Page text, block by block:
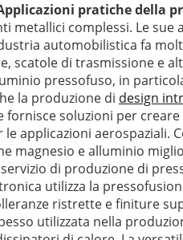
pratiche della
complessi. Le sue
automobilistica fa
scatole di trasmissione e
pressofuso, in
la produzione di design
fornisce soluzioni per creare
applicazioni aerospaziali.
magnesio e alluminio
di produzione di
utilizza la
ristrette e finiture
utilizzata nella